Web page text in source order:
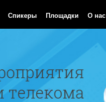
Спикеры Площадки О нас